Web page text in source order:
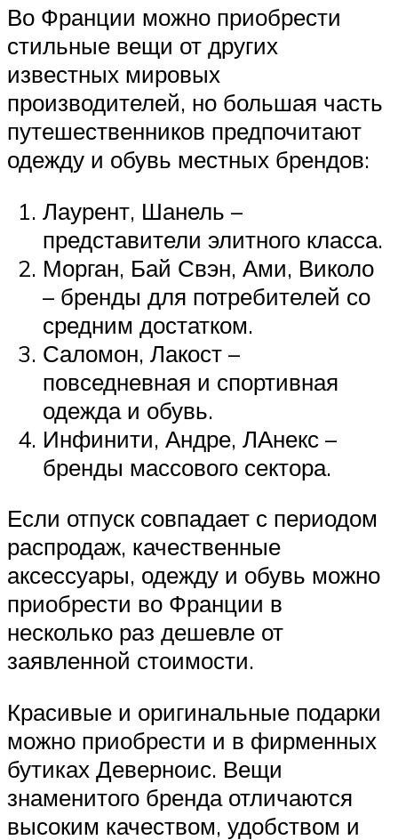
Во Франции можно приобрести
стильные вещи от других
известных мировых
производителей, но большая часть
путешественников предпочитают
одежду и обувь местных брендов:
Лаурент, Шанель –
представители элитного класса.
Морган, Бай Свэн, Ами, Виколо
– бренды для потребителей со
средним достатком.
Саломон, Лакост –
повседневная и спортивная
одежда и обувь.
Инфинити, Андре, ЛАнекс –
бренды массового сектора.
Если отпуск совпадает с периодом
распродаж, качественные
аксессуары, одежду и обувь можно
приобрести во Франции в
несколько раз дешевле от
заявленной стоимости.
Красивые и оригинальные подарки
можно приобрести и в фирменных
бутиках Деверноис. Вещи
знаменитого бренда отличаются
высоким качеством, удобством и